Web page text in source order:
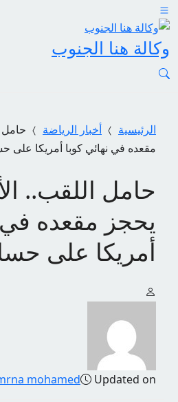
وكالة هنا الجنوب
الرئيسية أخبار الرياضة
حامل
مقعده في نهائي كوبا أمريكا على
حامل اللقب..
يحجز مقعده في
أمريكا على
mohamed Updated on